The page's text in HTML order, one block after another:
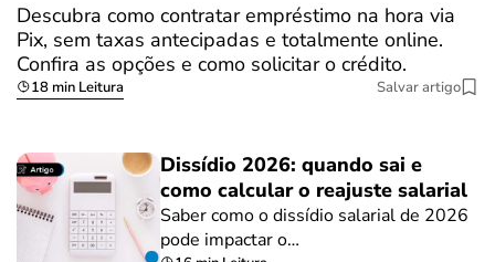
Descubra como contratar empréstimo na hora via
Pix, sem taxas antecipadas e totalmente online.
Confira as opções e como solicitar o crédito.
18 min Leitura Salvar artigo
Dissídio 2026: quando sai e
como calcular o reajuste salarial
Saber como o dissídio salarial de 2026
pode impactar o…